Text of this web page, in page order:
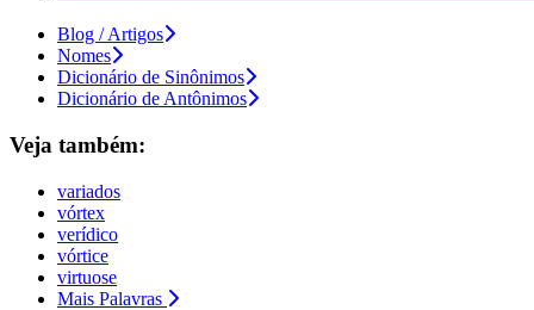
Blog / Artigos
Nomes
Dicionário de Sinônimos
Dicionário de Antônimos
Veja também:
variados
vórtex
verídico
vórtice
virtuose
Mais Palavras